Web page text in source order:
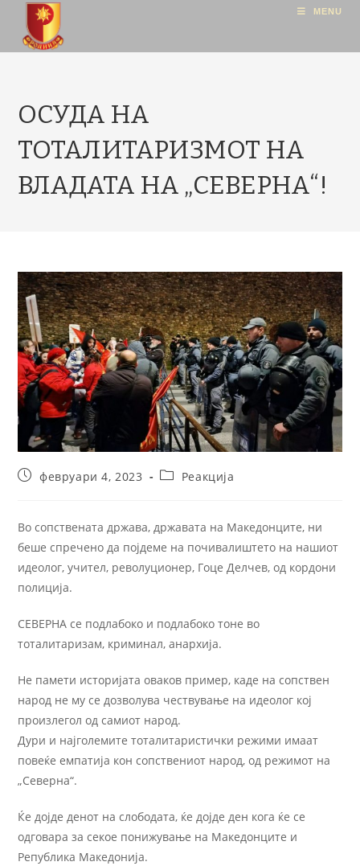
MENU
ОСУДА НА
ТОТАЛИТАРИЗМОТ НА
ВЛАДАТА НА „СЕВЕРНА“!
февруари 4, 2023 Реакција
Во сопствената држава, државата на Македонците, ни
беше спречено да појдеме на почивалиштето на нашиот
идеолог, учител, револуционер, Гоце Делчев, од кордони
полиција.
СЕВЕРНА се подлабоко и подлабоко тоне во
тоталитаризам, криминал, анархија.
Не памети историјата оваков пример, каде на сопствен
народ не му се дозволува чествување на идеолог кој
произлегол од самиот народ.
Дури и најголемите тоталитаристички режими имаат
повеќе емпатија кон сопствениот народ, од режимот на
„Северна“.
Ќе дојде денот на слободата, ќе дојде ден кога ќе се
одговара за секое понижување на Македонците и
Република Македонија.